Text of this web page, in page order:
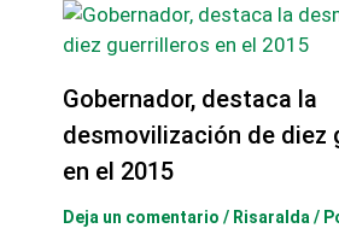
Gobernador, destaca la
desmovilización de diez
en el 2015
Deja un comentario / Risaralda /